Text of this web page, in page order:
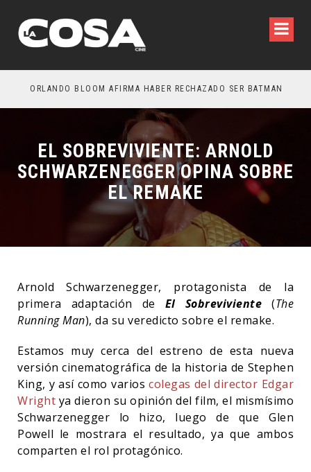
ORLANDO BLOOM AFIRMA HABER RECHAZADO SER BATMAN
EL SOBREVIVIENTE: ARNOLD
SCHWARZENEGGER OPINA SOBRE
EL REMAKE
Arnold Schwarzenegger, protagonista de la
primera adaptación de El Sobreviviente (The
Running Man), da su veredicto sobre el remake.
Estamos muy cerca del estreno de esta nueva
versión cinematográfica de la historia de Stephen
King, y así como varioscolegas del director Edgar
Wright ya dieron su opinión del film, el mismísimo
Schwarzenegger lo hizo, luego de que Glen
Powell le mostrara el resultado, ya que ambos
comparten el rol protagónico.